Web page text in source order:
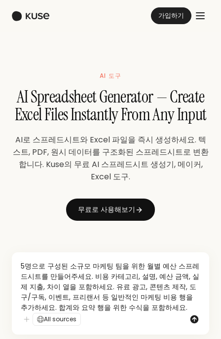
가입하기
AI 도구
AI Spreadsheet Generator — Create
Excel Files Instantly From Any Input
AI로 스프레드시트와 Excel 파일을 즉시 생성하세요. 텍
스트, PDF, 원시 데이터를 구조화된 스프레드시트로 변환
합니다. Kuse의 무료 AI 스프레드시트 생성기, 메이커,
Excel 도구.
무료로 사용해보기
5명으로 구성된 소규모 마케팅 팀을 위한 월별 예산 스프레
드시트를 만들어주세요. 비용 카테고리, 설명, 예산 금액, 실
제 지출, 차이 열을 포함하세요. 유료 광고, 콘텐츠 제작, 도
구/구독, 이벤트, 프리랜서 등 일반적인 마케팅 비용 행을
추가하세요. 합계와 요약 행을 위한 수식을 포함하세요.
All sources